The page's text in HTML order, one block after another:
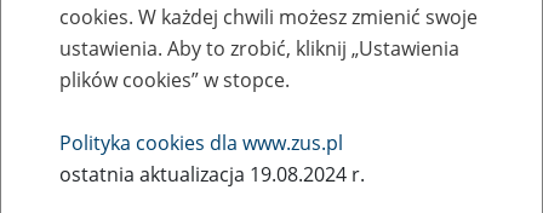
Zaproś ZUS do siebie - zakładanie profili
eZUS w siedzibie Twojej firmy
Rodzaj wydarzenia
Szkolenia
cookies. W każdej chwili możesz zmienić swoje
ustawienia. Aby to zrobić, kliknij „Ustawienia
plików cookies” w stopce.
Polityka cookies dla www.zus.pl
ostatnia aktualizacja 19.08.2024 r.